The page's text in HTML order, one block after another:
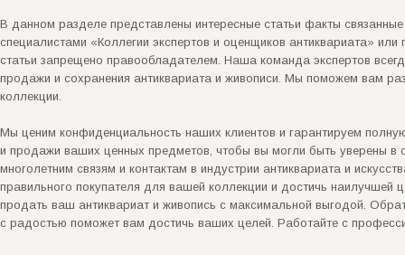
В данном разделе представлены интересные статьи факты
специалистами «Коллегии экспертов и оценщиков антиквариата»
статьи запрещено правообладателем. Наша команда экспертов
продажи и сохранения антиквариата и живописи. Мы поможем вам
коллекции.
Мы ценим конфиденциальность наших клиентов и гарантируем
и продажи ваших ценных предметов, чтобы вы могли быть уверены в
многолетним связям и контактам в индустрии антиквариата и
правильного покупателя для вашей коллекции и достичь
продать ваш антиквариат и живопись с максимальной выгодой.
с радостью поможет вам достичь ваших целей. Работайте с